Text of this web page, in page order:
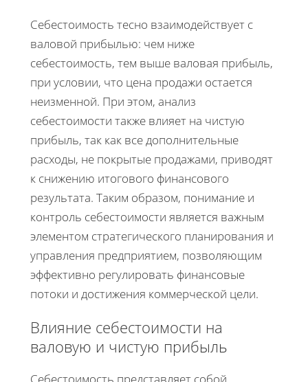
Себестоимость тесно взаимодействует с
валовой прибылью: чем ниже
себестоимость, тем выше валовая прибыль,
при условии, что цена продажи остается
неизменной. При этом, анализ
себестоимости также влияет на чистую
прибыль, так как все дополнительные
расходы, не покрытые продажами, приводят
к снижению итогового финансового
результата. Таким образом, понимание и
контроль себестоимости является важным
элементом стратегического планирования и
управления предприятием, позволяющим
эффективно регулировать финансовые
потоки и достижения коммерческой цели.
Влияние себестоимости на
валовую и чистую прибыль
Себестоимость представляет собой